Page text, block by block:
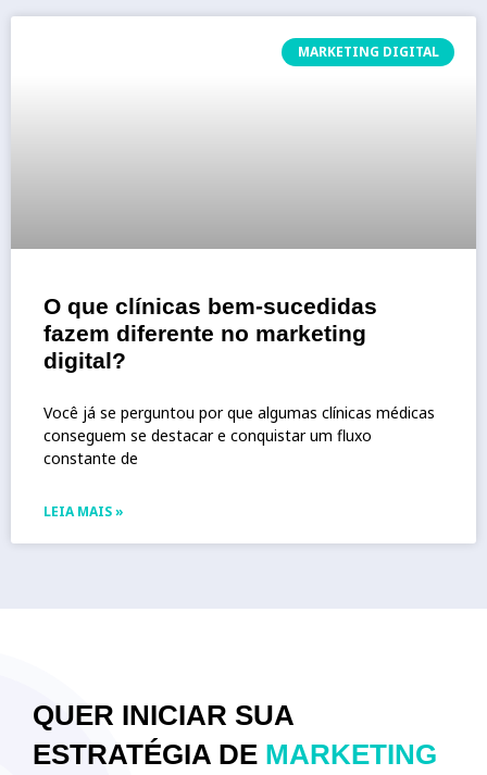
MARKETING DIGITAL
O que clínicas bem-sucedidas
fazem diferente no marketing
digital?
Você já se perguntou por que algumas clínicas médicas
conseguem se destacar e conquistar um fluxo
constante de
LEIA MAIS »
QUER INICIAR SUA
ESTRATÉGIA DE MARKETING